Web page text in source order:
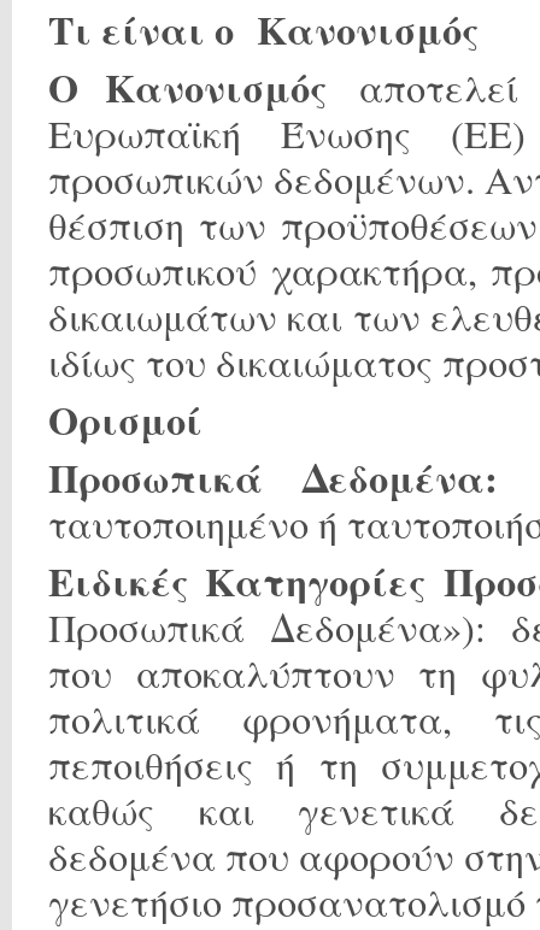
Τι είναι ο Κανονισμός
Ο Κανονισμός
Ευρωπαϊκή Ένωσης
προσωπικών δεδομένων.
θέσπιση των
προσωπικού χαρακτήρα,
δικαιωμάτων και των
ιδίως του δικαιώματος
Ορισμοί
Προσωπικά Δεδομένα:
ταυτοποιημένο ή
Ειδικές Κατηγορίες
Προσωπικά Δεδομένα»):
που αποκαλύπτουν τη
πολιτικά φρονήματα,
πεποιθήσεις ή τη
καθώς και γενετικά
δεδομένα που αφορούν
γενετήσιο